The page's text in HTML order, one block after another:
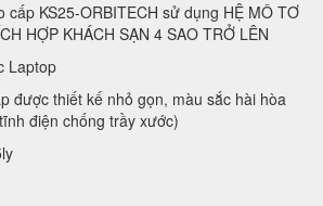
cấp KS25-ORBITECH sử dụng HỆ MÔ TƠ
HỢP KHÁCH SẠN 4 SAO TRỞ LÊN
Laptop
được thiết kế nhỏ gọn, màu sắc hài hòa
điện chống trầy xước)